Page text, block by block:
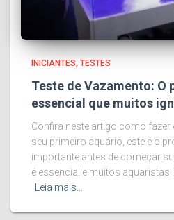
INICIANTES TESTES
Teste de Vazamento: O
essencial que muitos
Confira neste artigo como fazer
seu primeiro aquário, este é o
importante antes de começar
é essencial e muitos aquaristas
Leia mais…